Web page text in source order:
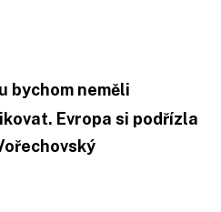
bychom neměli
Evropa si podřízla